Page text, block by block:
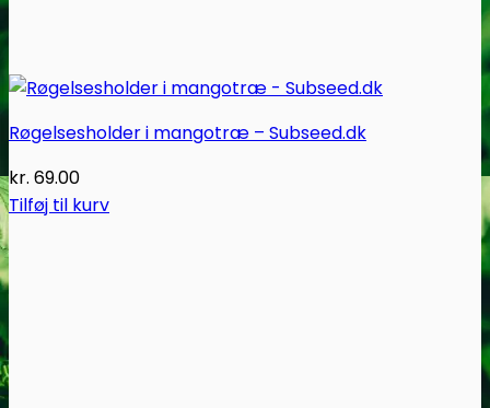
Røgelsesholder i mangotræ – Subseed.dk
kr. 69.00
Tilføj til kurv